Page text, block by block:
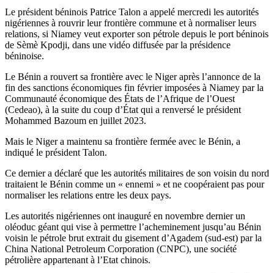
Le président béninois Patrice Talon a appelé mercredi les autorités
nigériennes à rouvrir leur frontière commune et à normaliser leurs
relations, si Niamey veut exporter son pétrole depuis le port béninois
de Sèmè Kpodji, dans une vidéo diffusée par la présidence
béninoise.
Le Bénin a rouvert sa frontière avec le Niger après l’annonce de la
fin des sanctions économiques fin février imposées à Niamey par la
Communauté économique des États de l’Afrique de l’Ouest
(Cedeao), à la suite du coup d’État qui a renversé le président
Mohammed Bazoum en juillet 2023.
Mais le Niger a maintenu sa frontière fermée avec le Bénin, a
indiqué le président Talon.
Ce dernier a déclaré que les autorités militaires de son voisin du nord
traitaient le Bénin comme un « ennemi » et ne coopéraient pas pour
normaliser les relations entre les deux pays.
Les autorités nigériennes ont inauguré en novembre dernier un
oléoduc géant qui vise à permettre l’acheminement jusqu’au Bénin
voisin le pétrole brut extrait du gisement d’Agadem (sud-est) par la
China National Petroleum Corporation (CNPC), une société
pétrolière appartenant à l’Etat chinois.